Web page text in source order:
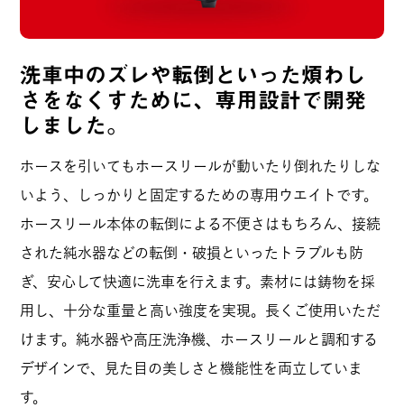
洗車中のズレや転倒といった煩わし
さをなくすために、専用設計で開発
しました。
ホースを引いてもホースリールが動いたり倒れたりしな
いよう、しっかりと固定するための専用ウエイトです。
ホースリール本体の転倒による不便さはもちろん、接続
された純水器などの転倒・破損といったトラブルも防
ぎ、安心して快適に洗車を行えます。素材には鋳物を採
用し、十分な重量と高い強度を実現。長くご使用いただ
けます。純水器や高圧洗浄機、ホースリールと調和する
デザインで、見た目の美しさと機能性を両立していま
す。